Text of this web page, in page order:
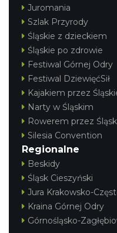
Juromania
Szlak Przyrody
Śląskie z dzieckiem
Śląskie po zdrowie
Festiwal Górnej Odry
Festiwal DziewięćSił
Kajakiem przez
Narty w Śląskim
Rowerem przez
Silesia Convention
Regionalne
Beskidy
Śląsk Cieszyński
Jura Krakowsko-
Kraina Górnej Odry
Górnośląsko-